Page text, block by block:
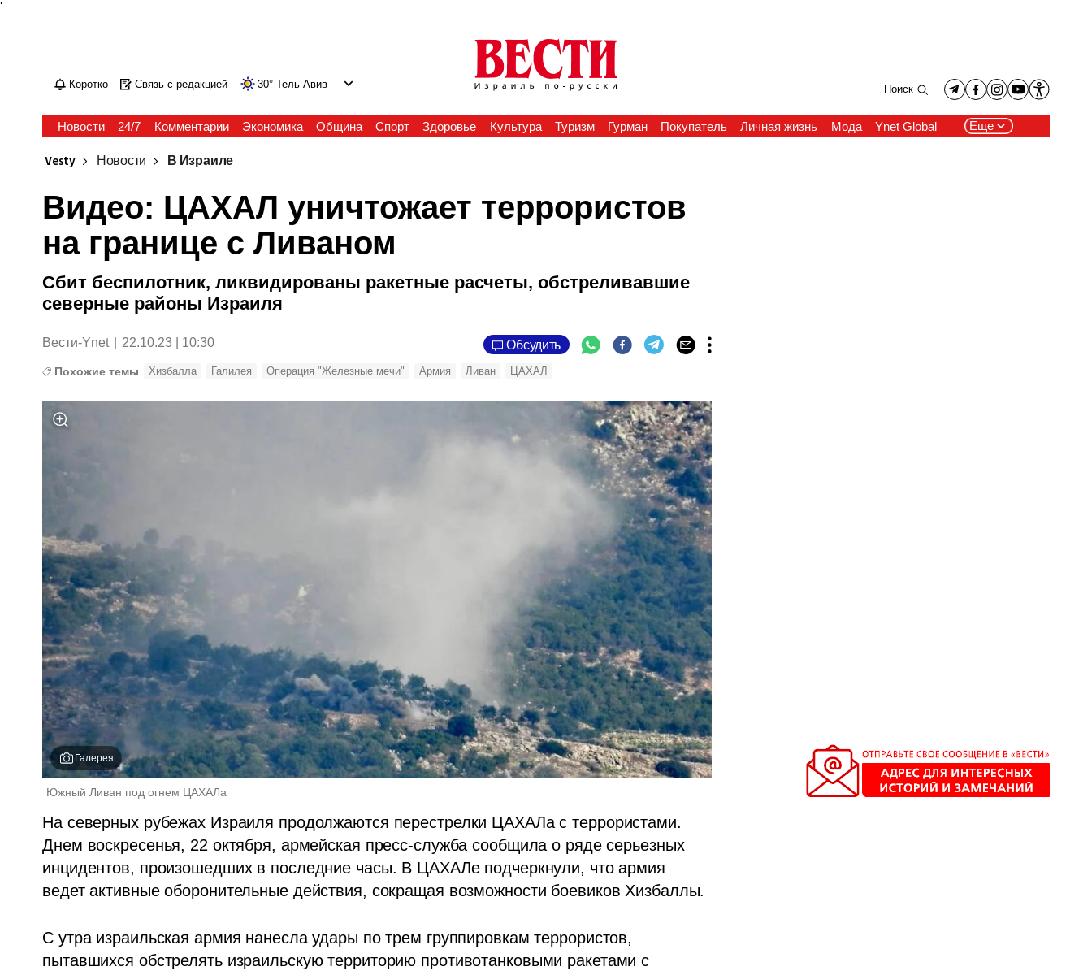
'
Коротко Связь с редакцией 30° Тель-Авив Поиск
Новости 24/7 Комментарии Экономика Община Спорт Здоровье Культура Туризм Гурман Покупатель Личная жизнь Мода Ynet Global Еще
Vesty Новости В Израиле
Видео: ЦАХАЛ уничтожает террористов
на границе с Ливаном
Сбит беспилотник, ликвидированы ракетные расчеты, обстреливавшие
северные районы Израиля
Вести-Ynet 22.10.23 | 10:30 Обсудить
Похожие темы Хизбалла Галилея Операция "Железные мечи" Армия Ливан ЦАХАЛ
Галерея
Южный Ливан под огнем ЦАХАЛа
На северных рубежах Израиля продолжаются перестрелки ЦАХАЛа с террористами.
Днем воскресенья, 22 октября, армейская пресс-служба сообщила о ряде серьезных
инцидентов, произошедших в последние часы. В ЦАХАЛе подчеркнули, что армия
ведет активные оборонительные действия, сокращая возможности боевиков Хизбаллы.
С утра израильская армия нанесла удары по трем группировкам террористов,
пытавшихся обстрелять израильскую территорию противотанковыми ракетами с